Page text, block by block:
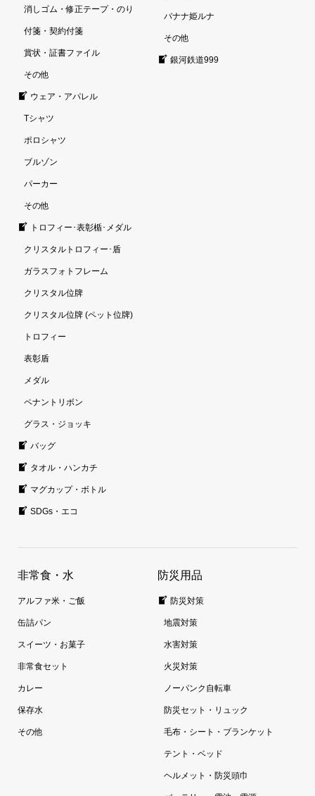
消しゴム・修正テープ・のり
付箋・契約付箋
賞状・証書ファイル
その他
ウェア・アパレル
Tシャツ
ポロシャツ
ブルゾン
パーカー
その他
トロフィー･表彰楯･メダル
クリスタルトロフィー･盾
ガラスフォトフレーム
クリスタル位牌
クリスタル位牌 (ペット位牌)
トロフィー
表彰盾
メダル
ペナントリボン
グラス・ジョッキ
バッグ
タオル・ハンカチ
マグカップ・ボトル
SDGs・エコ
バナナ姫ルナ
その他
銀河鉄道999
非常食・水
アルファ米・ご飯
缶詰パン
スイーツ・お菓子
非常食セット
カレー
保存水
その他
防災用品
防災対策
地震対策
水害対策
火災対策
ノーパンク自転車
防災セット・リュック
毛布・シート・ブランケット
テント・ベッド
ヘルメット・防災頭巾